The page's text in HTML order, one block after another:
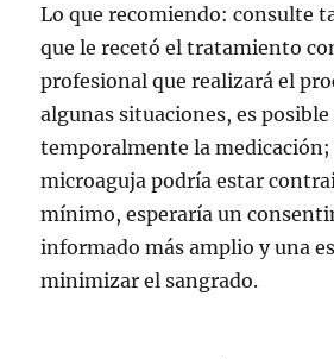
Lo que recomiendo: consulte
que le recetó el tratamiento
profesional que realizará el
algunas situaciones, es
temporalmente la medicación;
microaguja podría estar
mínimo, esperaría un
informado más amplio y una
minimizar el sangrado.